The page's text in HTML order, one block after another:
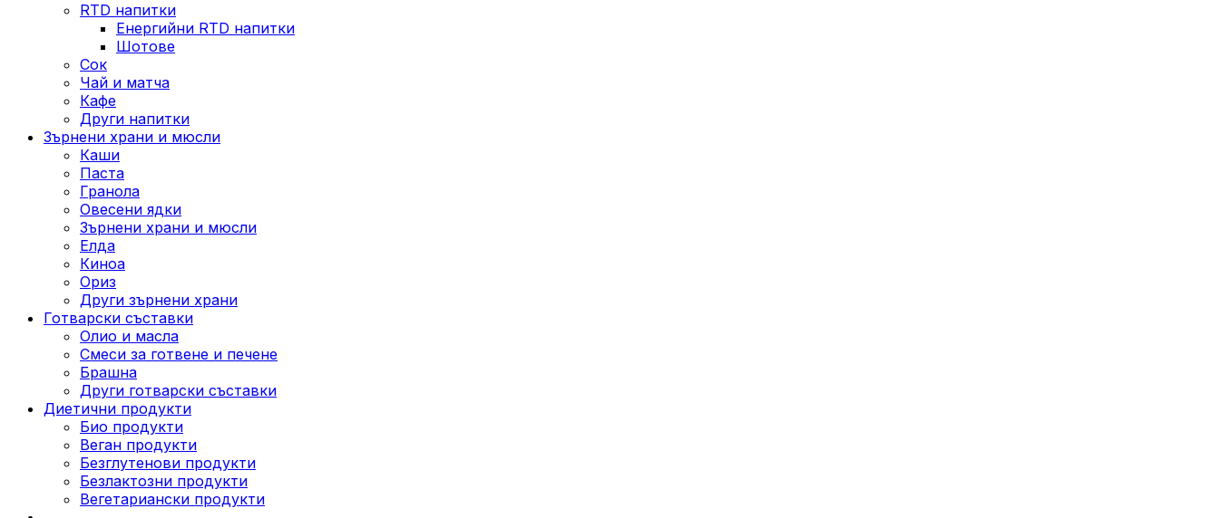
RTD напитки
Енергийни RTD напитки
Шотове
Сок
Чай и матча
Кафе
Други напитки
Зърнени храни и мюсли
Каши
Паста
Гранола
Овесени ядки
Зърнени храни и мюсли
Елда
Киноа
Ориз
Други зърнени храни
Готварски съставки
Олио и масла
Смеси за готвене и печене
Брашна
Други готварски съставки
Диетични продукти
Био продукти
Веган продукти
Безглутенови продукти
Безлактозни продукти
Вегетариански продукти